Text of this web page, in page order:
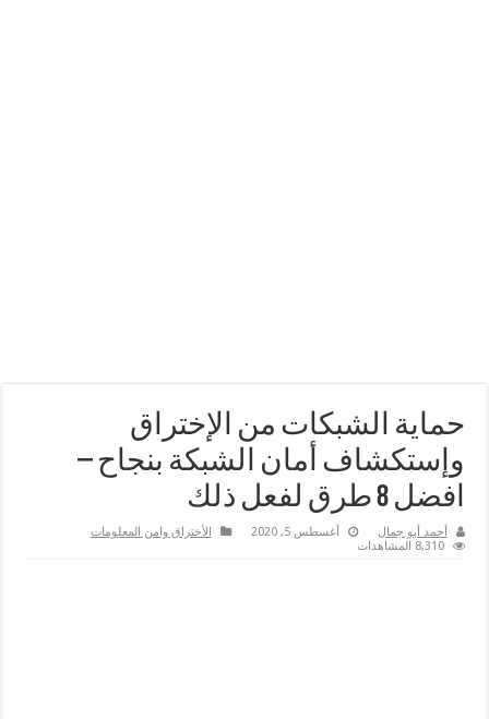
حماية الشبكات من الإختراق
وإستكشاف أمان الشبكة بنجاح –
افضل 8 طرق لفعل ذلك
أحمد أبو جمال أغسطس 5, 2020
الأختراق وامن المعلومات
8,310 المشاهدات